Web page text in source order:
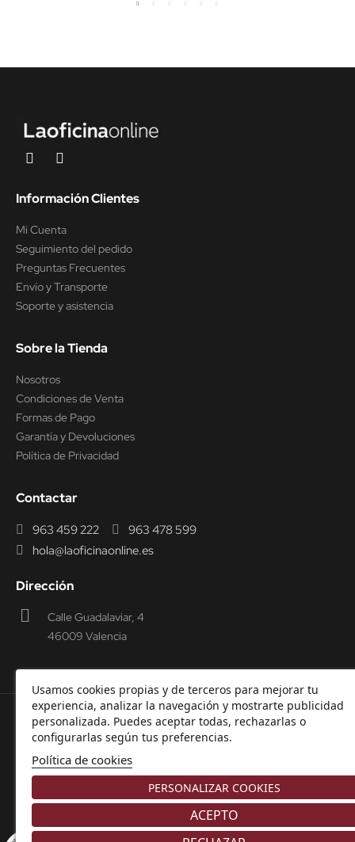
Usamos cookies propias y de terceros para mejorar tu
experiencia, analizar la navegación y mostrarte publicidad
personalizada. Puedes aceptar todas, rechazarlas o
configurarlas según tus preferencias.
Política de cookies
PERSONALIZAR COOKIES
ACEPTO
Información Clientes
Mi Cuenta
Seguimiento del pedido
Preguntas Frecuentes
Envío y Transporte
Soporte y asistencia
Sobre la Tienda
Nosotros
Condiciones de Venta
Formas de Pago
Garantía y Devoluciones
Política de Privacidad
Contactar
963 459 222
963 478 599
hola@laoficinaonline.es
Dirección
Calle Guadalaviar, 4
46009 Valencia
© 2000-2026 Laoficinaonline.SIDEOFFICE, S.L. CIF
B98914336 - Aviso Legal -Política de cookies
Privacidad